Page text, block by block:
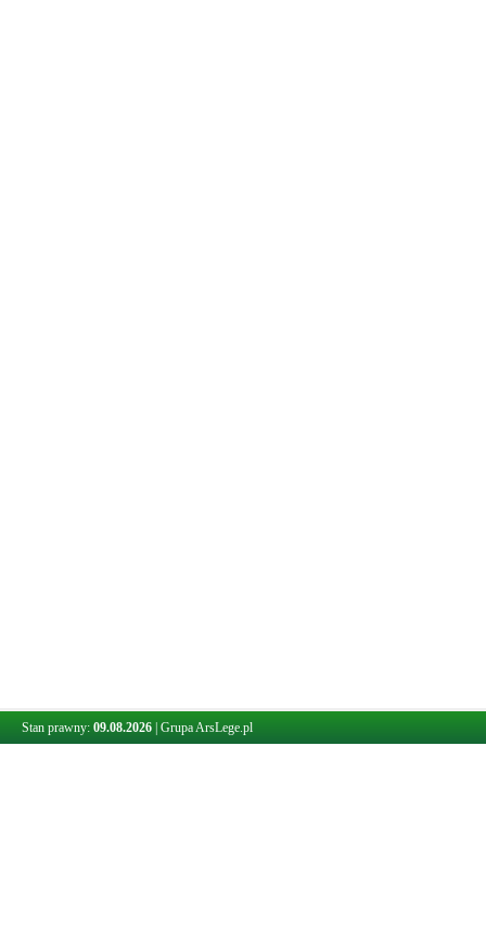
Stan prawny: 09.08.2026 Grupa ArsLege.pl